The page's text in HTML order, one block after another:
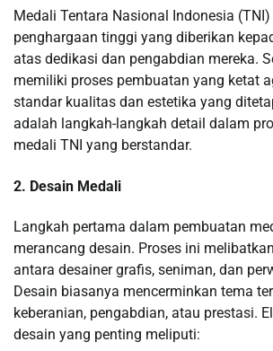
Medali Tentara Nasional Indonesia
penghargaan tinggi yang diberikan
atas dedikasi dan pengabdian mereka.
memiliki proses pembuatan yang ketat
standar kualitas dan estetika yang
adalah langkah-langkah detail dalam
medali TNI yang berstandar.
2. Desain Medali
Langkah pertama dalam pembuatan
merancang desain. Proses ini
antara desainer grafis, seniman, dan
Desain biasanya mencerminkan tema
keberanian, pengabdian, atau prestasi.
desain yang penting meliputi: